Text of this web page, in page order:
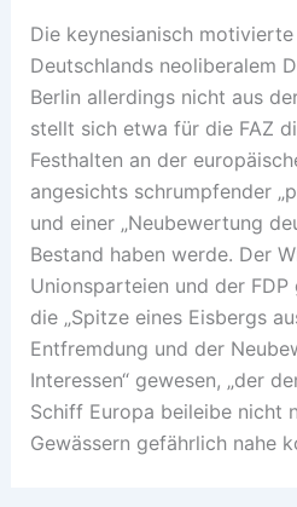
Die keynesianisch
Deutschlands neoliberalem
Berlin allerdings nicht aus
stellt sich etwa für die FAZ
Festhalten an der
angesichts schrumpfender
und einer „Neubewertung
Bestand haben werde. Der
Unionsparteien und der FDP
die „Spitze eines Eisbergs
Entfremdung und der
Interessen“ gewesen, „der
Schiff Europa beileibe nicht
Gewässern gefährlich nahe